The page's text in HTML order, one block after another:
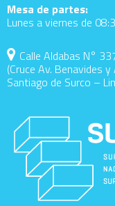
Mesa de partes:
Lunes a viernes de
Calle Aldabas N°
(Cruce Av. Benavides
Santiago de Surco –